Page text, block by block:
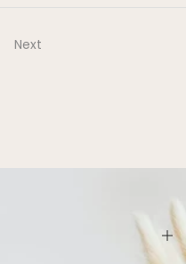
Next